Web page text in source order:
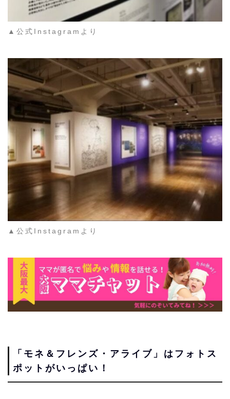
▲公式Instagramより
▲公式Instagramより
「モネ＆フレンズ・アライブ」はフォトス
ポットがいっぱい！